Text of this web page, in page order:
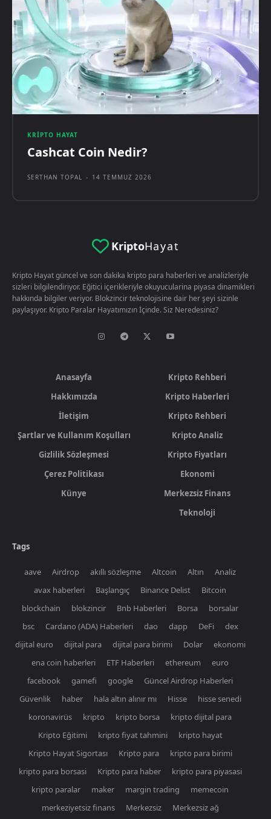
KRIPTO HAYAT
Cashcat Coin Nedir?
SERTHAN TOPAL - 14 TEMMUZ 2026
KriptoHayat
Kripto Hayat güncel ve son dakika kripto para haberleri ve analizleriyle
sizleri bilgilendiriyor. Eğitici içerikleriyle okuyucularina piyasa dinamikleri
hakkında bilgiler veriyor. Blokzincir teknolojisine dair her şeyi sizinle
paylaşıyor. Kripto Paralar Hayatımızın İçinde. Siz Neredesiniz?
Anasayfa
Hakkımızda
İletişim
Şartlar ve Kullanım Koşulları
Gizlilik Sözleşmesi
Çerez Politikası
Künye
Kripto Rehberi
Kripto Haberleri
Kripto Rehberi
Kripto Analiz
Kripto Fiyatları
Ekonomi
Merkezsiz Finans
Teknoloji
Tags
aave Airdrop akıllı sözleşme Altcoin Altın
Analiz
avax haberleri
Başlangıç Binance Delist
Bitcoin
blockchain
blokzincir Bnb Haberleri Borsa
borsalar
bsc
Cardano (ADA) Haberleri dao dapp DeFi
dex
dijital euro
dijital para dijital para birimi Dolar
ekonomi
ena coin haberleri
ETF Haberleri ethereum
euro
facebook
gamefi google
Güncel Airdrop Haberleri
Güvenlik
haber hala altın alınır mı Hisse
hisse senedi
koronavirüs
kripto kripto borsa
kripto dijital para
Kripto Eğitimi
kripto fiyat tahmini
kripto hayat
Kripto Hayat Sigortası
Kripto para
kripto para birimi
kripto para borsasi
Kripto para haber
kripto para piyasasi
kripto paralar
maker margin trading
memecoin
merkeziyetsiz finans
Merkezsiz Merkezsiz ağ